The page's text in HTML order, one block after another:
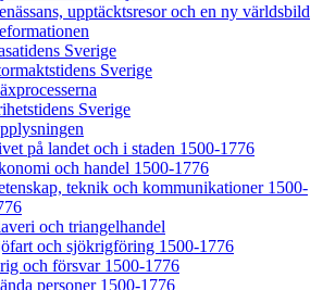
upptäcktsresor och en ny världsbild
Sverige
Sverige
Sverige
på landet och i staden 1500-1776
och handel 1500-1776
teknik och kommunikationer 1500-
och triangelhandel
och sjökrigföring 1500-1776
och försvar 1500-1776
personer 1500-1776